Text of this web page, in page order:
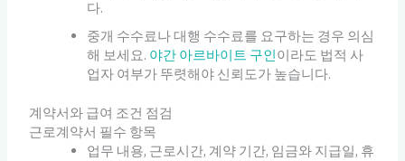
다.
중개 수수료나 대행 수수료를 요구하는 경우 의심
해 보세요. 야간 아르바이트 구인이라도 법적 사
업자 여부가 뚜렷해야 신뢰도가 높습니다.
계약서와 급여 조건 점검
근로계약서 필수 항목
업무 내용, 근로시간, 계약 기간, 임금와 지급일, 휴